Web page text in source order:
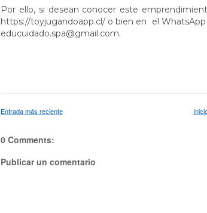
Por ello, si desean conocer este
https://toyjugandoapp.cl/ o bien en el
educuidado.spa@gmail.com.
Entrada más reciente
0 Comments:
Publicar un comentario